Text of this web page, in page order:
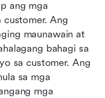
ang mga
customer. Ang
maunawain at
bahagi sa
sa customer. Ang
sa mga
mga